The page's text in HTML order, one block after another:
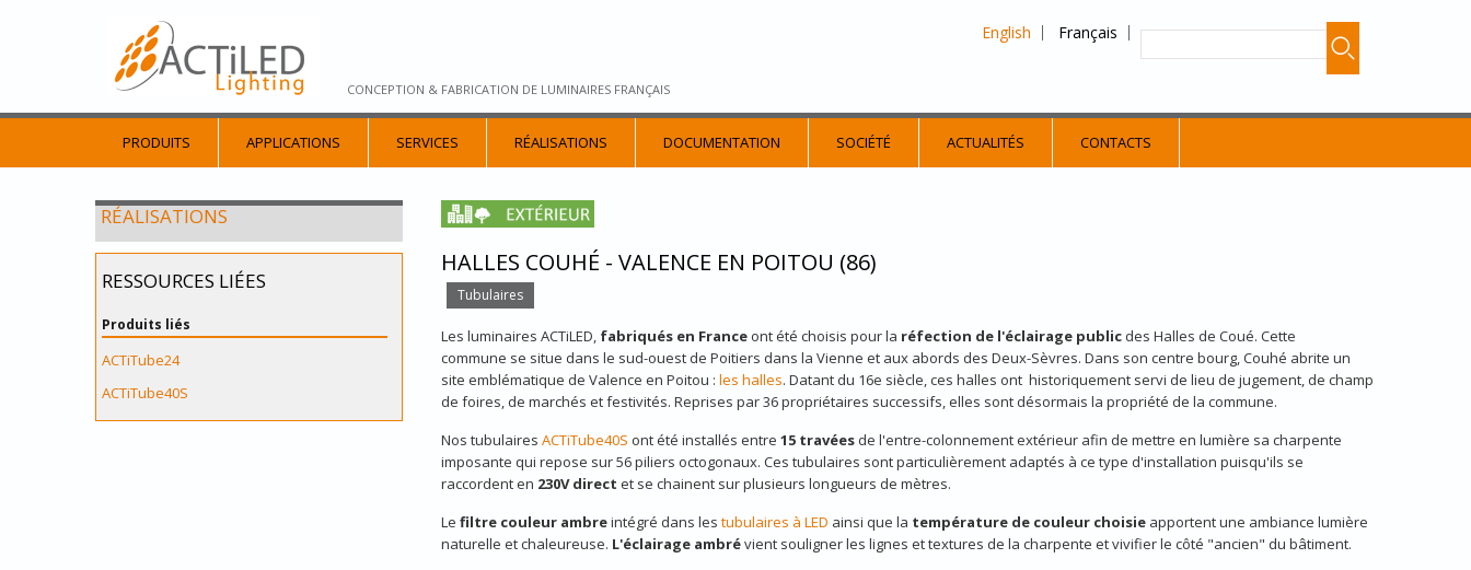
CONCEPTION & FABRICATION DE LUMINAIRES FRANÇAIS
English Français
PRODUITS APPLICATIONS SERVICES RÉALISATIONS DOCUMENTATION SOCIÉTÉ ACTUALITÉS CONTACTS
HALLES COUHÉ - VALENCE EN POITOU (86)
Tubulaires
Les luminaires ACTiLED, fabriqués en Franceont été choisis pour la réfection de l'éclairage publicdes Halles de Coué. Cette
commune se situe dans le sud-ouest de Poitiers dans la Vienne et aux abords des Deux-Sèvres. Dans son centre bourg, Couhé abrite un
site emblématique de Valence en Poitou : les halles. Datant du 16e siècle, ces halles ont historiquement servi de lieu de jugement, de champ
de foires, de marchés et festivités. Reprises par 36 propriétaires successifs, elles sont désormais la propriété de la commune.
Nos tubulaires ACTiTube40S ont été installés entre 15 travées de l'entre-colonnement extérieur afin de mettre en lumière sa charpente
imposante qui repose sur 56 piliers octogonaux. Ces tubulaires sont particulièrement adaptés à ce type d'installation puisqu'ils se
raccordent en 230V direct et se chainent sur plusieurs longueurs de mètres.
Le filtre couleur ambreintégré dans les tubulaires à LED ainsi que la température de couleur choisie apportent une ambiance lumière
naturelle et chaleureuse. L'éclairage ambrévient souligner les lignes et textures de la charpente et vivifier le côté "ancien" du bâtiment.
RÉALISATIONS
RESSOURCES LIÉES
Produits liés
ACTiTube24
ACTiTube40S